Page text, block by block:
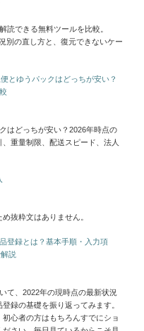
読できる無料ツールを比較。
別の直し方と、復元できないケー
とゆうパックはどっちが安い？
はどっちが安い？2026年時点の
重量制限、配送スピード、法人
抜粋文はありません。
登録とは？基本手順・入力項
説
て、2022年の現時点の最新状況
録の基礎を振り返ってみます。
心者の方はもちろんすでにショ